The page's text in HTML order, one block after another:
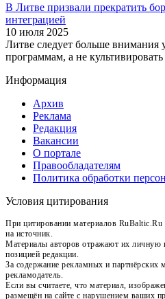
В Литве призвали прекратить
интеграцией
10 июля 2025
Литве следует больше внимания
программам, а не
Информация
Архив
Реклама
Редакция
Вакансии
О портале
Правообладателям
Политика обработки
Условия цитирования
При цитировании материалов RuBaltic.Ru
на источник.
Материалы авторов отражают их личную
позицией редакции.
За содержание рекламных и партнёрских
рекламодатель.
Если вы считаете, что материал,
размещён на сайте с нарушением ваших